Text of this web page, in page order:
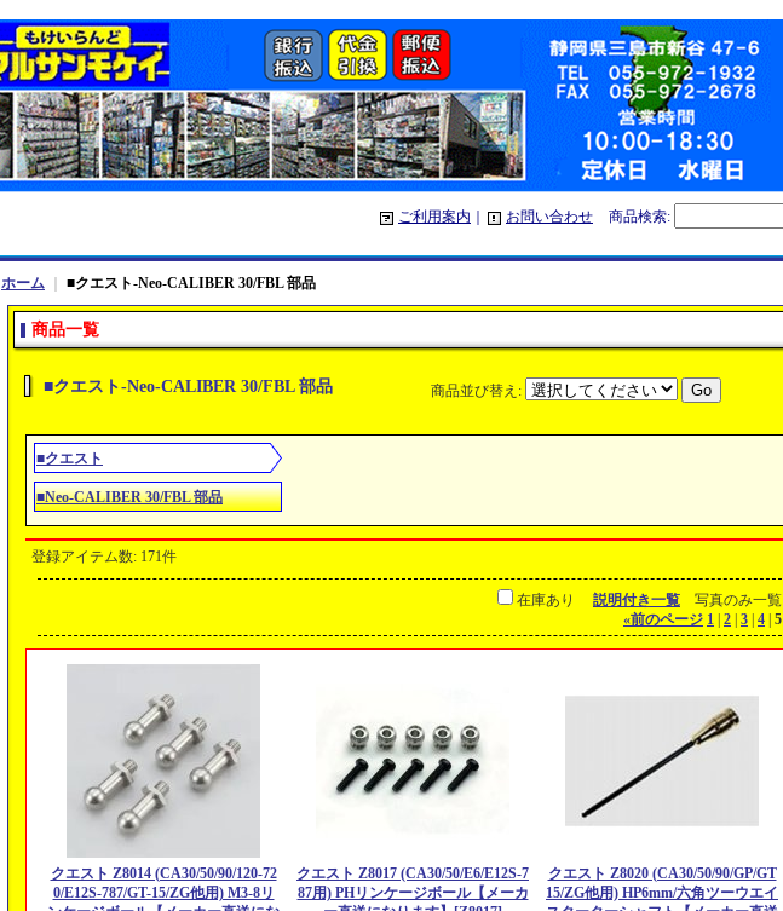
ご利用案内 お問い合わせ 商品検索:
ホーム ■クエスト-Neo-CALIBER 30/FBL 部品
商品一覧
■クエスト-Neo-CALIBER 30/FBL 部品 商品並び替え :
■クエスト
■Neo-CALIBER 30/FBL 部品
登録アイテム数: 171件
在庫あり 説明付き一覧 写真のみ一覧
«前のページ 1 2 3 4 5
クエスト Z8014 (CA30/50/90/120-72
0/E12S-787/GT-15/ZG他用) M3-8リ
クエスト Z8017 (CA30/50/E6/E12S-7
87用) PHリンケージボール【メーカ
クエスト Z8020 (CA30/50/90/GP/GT
15/ZG他用) HP6mm/六角ツーウエイ